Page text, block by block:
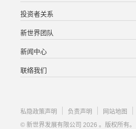
投资者关系
新世界团队
新闻中心
联络我们
私隐政策声明 负责声明 网站地图
© 新世界发展有限公司 2026 。版权所有。